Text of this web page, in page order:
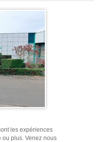
les expériences
ou plus. Venez nous